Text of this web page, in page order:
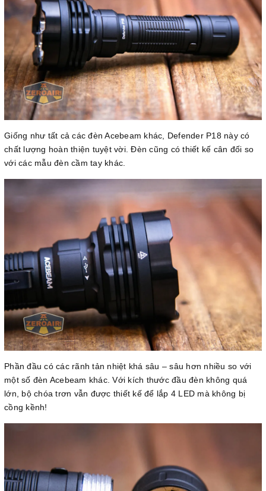
Giống như tất cả các đèn Acebeam khác, Defender P18 này có
chất lượng hoàn thiện tuyệt vời. Đèn cũng có thiết kế cân đối so
với các mẫu đèn cầm tay khác.
Phần đầu có các rãnh tản nhiệt khá sâu – sâu hơn nhiều so với
một số đèn Acebeam khác. Với kích thước đầu đèn không quá
lớn, bộ chóa trơn vẫn được thiết kế để lắp 4 LED mà không bị
cồng kềnh!